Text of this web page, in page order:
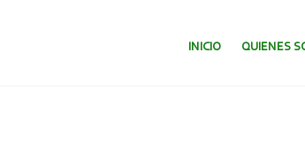
SALTAR AL
INICIO QUIENES